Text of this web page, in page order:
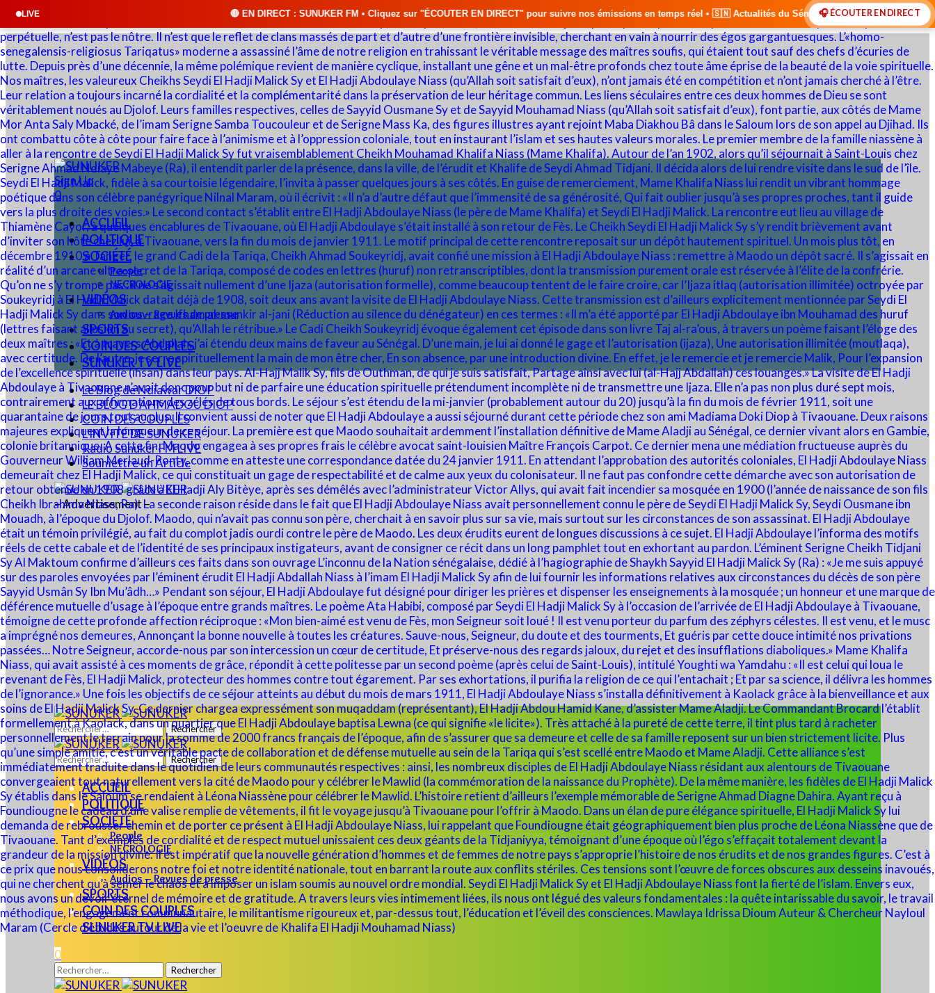
LIVE 🔴 EN DIRECT : SUNUKER FM • Cliquez sur "ÉCOUTER EN DIRECT" pour suivre nos émissions en temps réel • 🇸🇳 Actualités du Sénégal • 🌍 Actualités Internationales • 🎙️
🎧 ÉCOUTER EN DIRECT
Sign Up
0
ACCUEIL
POLITIQUE
SOCIÉTÉ
People
NECROLOGIE
VIDÉOS
Audios – Revues de presse
SPORTS
COIN DES COUPLES
SUNUKER TV LIVE
Le Blog de Ndiawar DIOP
LE BLOG D’AHMADOU DIOP
COIN DES COUPLES
L’INVITÉ DE SUNUKER
Radio Sunuker FM LIVE
Soumettre un Article
– Advertisement –
Rechercher :
Rechercher :
ACCUEIL
POLITIQUE
SOCIÉTÉ
People
NECROLOGIE
VIDÉOS
Audios – Revues de presse
SPORTS
COIN DES COUPLES
SUNUKER TV LIVE
0
Rechercher :